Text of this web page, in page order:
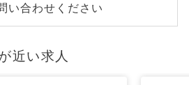
い合わせください
近い求人